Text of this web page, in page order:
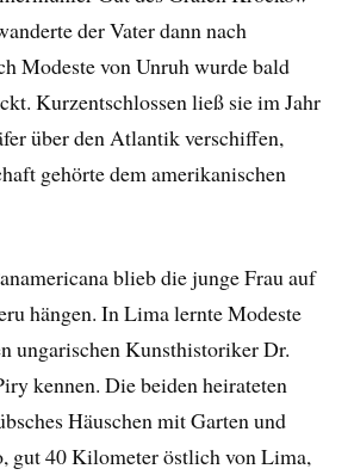
der Vater dann nach
Modeste von Unruh wurde bald
Kurzentschlossen ließ sie im Jahr
über den Atlantik verschiffen,
gehörte dem amerikanischen
blieb die junge Frau auf
hängen. In Lima lernte Modeste
ungarischen Kunsthistoriker Dr.
kennen. Die beiden heirateten
Häuschen mit Garten und
gut 40 Kilometer östlich von Lima,